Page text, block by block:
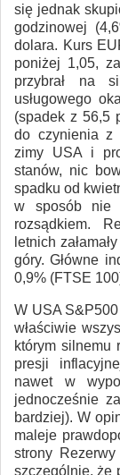
się jednak
godzinowej
dolara. Kurs
poniżej 1,05,
przybrał na
usługowego
(spadek z 56,5
do czynienia z
zimy USA i
stanów, nic
spadku od
w sposób nie
rozsądkiem.
letnich
góry. Główne
0,9% (FTSE
W USA S&P500
właściwie
którym silnemu
presji
nawet w
jednocześnie
bardziej). W
maleje
strony
szczególnie, że